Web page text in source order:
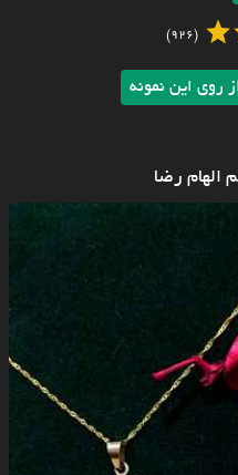
(926)
روی این نمونه
الهام رضا